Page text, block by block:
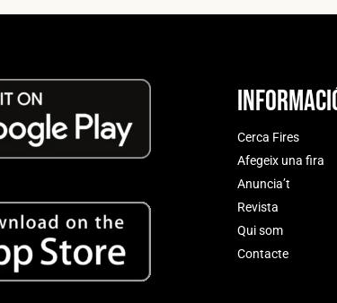
Cerca Fires
Afegeix una fira
Anuncia’t
Revista
Qui som
Contacte